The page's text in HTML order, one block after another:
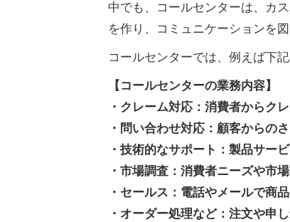
中でも、コールセンターは、カ
を作り、コミュニケーションを
コールセンターでは、例えば下
【コールセンターの業務内容】
・クレーム対応：消費者からク
・問い合わせ対応：顧客からの
・技術的なサポート：製品サー
・市場調査：消費者ニーズや市
・セールス：電話やメールで商
・オーダー処理など：注文や申